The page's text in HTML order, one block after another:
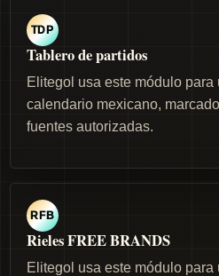
TDP
Tablero de partidos
Elitegol usa este módulo
calendario mexicano,
fuentes autorizadas.
RFB
Rieles FREE BRANDS
Elitegol usa este módulo